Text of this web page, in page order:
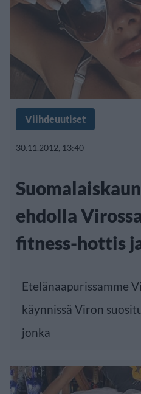
Viihdeuutiset
30.11.2012, 13:40
ehdolla
fitness-hottis
Etelänaapurissamme
käynnissä Viron
jonka